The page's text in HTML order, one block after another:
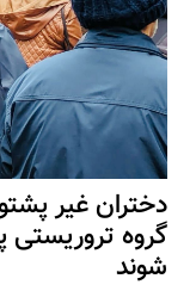
دختران غیر
گروه تروریستی
شوند